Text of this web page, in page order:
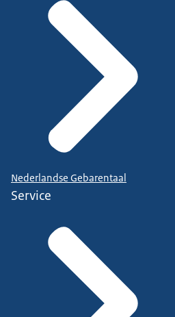
Nederlandse Gebarentaal
Service